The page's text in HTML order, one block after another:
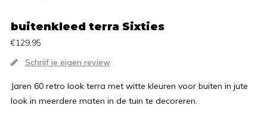
buitenkleed terra Sixties
€129,95
Schrijf je eigen review
Jaren 60 retro look terra met witte kleuren voor buiten in jute
look in meerdere maten in de tuin te decoreren.